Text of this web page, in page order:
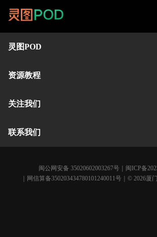
灵图POD
资源教程
关注我们
联系我们
闽公网安备 35020602003267号
闽ICP备
｜网信算备350203434780101240011号｜© 2026厦